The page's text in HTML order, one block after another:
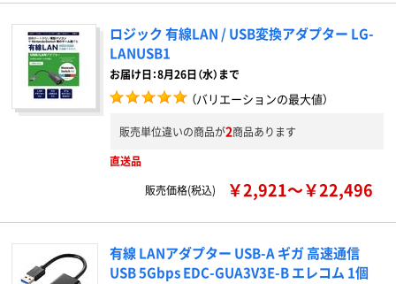
ロジック 有線LAN / USB変換アダプター LG-
LANUSB1
お届け日：8月26日（水）まで
（バリエーションの最大値）
販売単位違いの商品が2商品あります
直送品
販売価格(税込)
￥2,921～￥22,496
有線 LANアダプター USB-A ギガ 高速通信
USB 5Gbps EDC-GUA3V3E-B エレコム 1個